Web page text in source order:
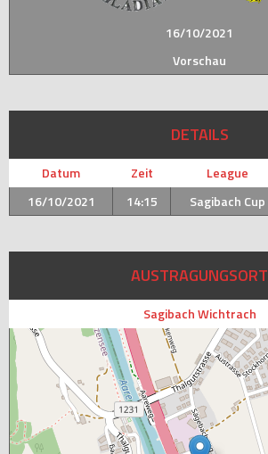
16/10/2021
Vorschau
DETAILS
Datum Zeit League
16/10/2021
14:15 Sagibach Cup
AUSTRAGUNGSORT
Sagibach Wichtrach